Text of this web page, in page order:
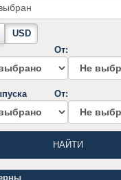
USD
От:
От:
НАЙТИ